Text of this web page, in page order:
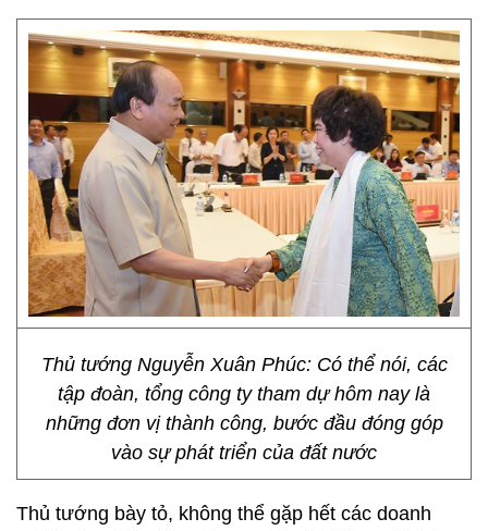
Thủ tướng Nguyễn Xuân Phúc: Có thể nói, các
tập đoàn, tổng công ty tham dự hôm nay là
những đơn vị thành công, bước đầu đóng góp
vào sự phát triển của đất nước
Thủ tướng bày tỏ, không thể gặp hết các doanh